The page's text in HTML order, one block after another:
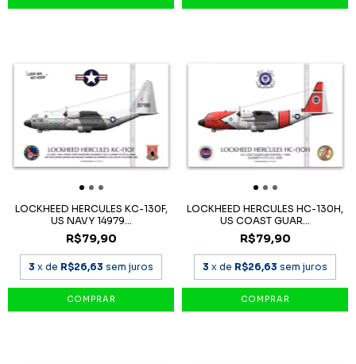
LOCKHEED HERCULES KC-130F,
US NAVY 14979...
R$79,90
3 x de R$26,63 sem juros
LOCKHEED HERCULES HC-130H,
US COAST GUAR...
R$79,90
3 x de R$26,63 sem juros